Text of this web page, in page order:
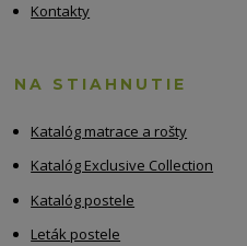
Kontakty
NA STIAHNUTIE
Katalóg matrace a rošty
Katalóg Exclusive Collection
Katalóg postele
Leták postele